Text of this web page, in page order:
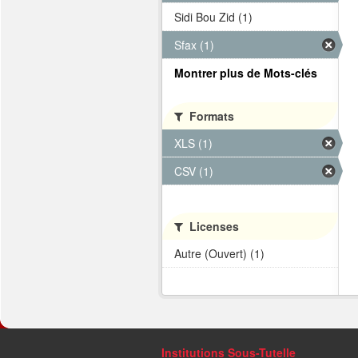
Sidi Bou Zid (1)
Sfax (1)
Montrer plus de Mots-clés
Formats
XLS (1)
CSV (1)
Licenses
Autre (Ouvert) (1)
Institutions Sous-Tutelle